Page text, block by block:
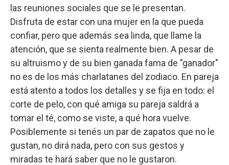
las reuniones sociales que se le presentan.
Disfruta de estar con una mujer en la que pueda
confiar, pero que además sea linda, que llame la
atención, que se sienta realmente bien. A pesar de
su altruismo y de su bien ganada fama de "ganador"
no es de los más charlatanes del zodiaco. En pareja
está atento a todos los detalles y se fija en todo: el
corte de pelo, con qué amiga su pareja saldrá a
tomar el té, como se viste, a qué hora vuelve.
Posiblemente si tenés un par de zapatos que no le
gustan, no dirá nada, pero con sus gestos y
miradas te hará saber que no le gustaron.